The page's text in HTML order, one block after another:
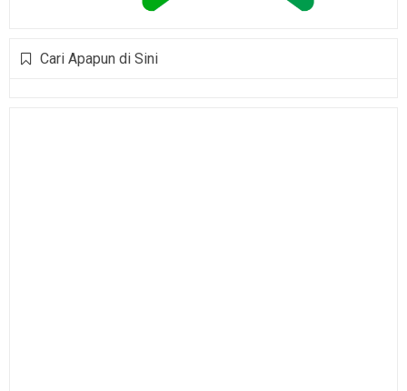
Cari Apapun di Sini